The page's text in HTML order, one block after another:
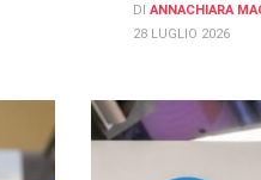
DI ANNACHIARA
28 LUGLIO 2026